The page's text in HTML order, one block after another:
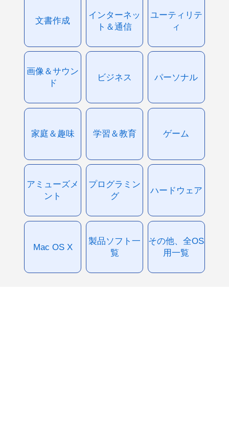
文書作成
インターネッ
ト＆通信
ユーティリテ
ィ
画像＆サウン
ド
ビジネス パーソナル
家庭＆趣味 学習＆教育 ゲーム
アミューズメ
ント
プログラミン
グ
ハードウェア
Mac OS X
製品ソフト一
覧
その他、全OS
用一覧